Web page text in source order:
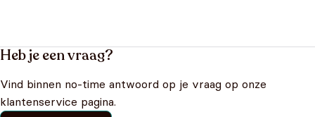
Heb je een vraag?
Vind binnen no-time antwoord op je vraag op onze
klantenservice pagina.